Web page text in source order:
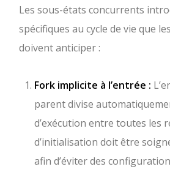
Les sous-états concurrents
spécifiques au cycle de vie que
doivent anticiper :
Fork implicite à l’entrée :
parent divise
d’exécution entre toutes les
d’initialisation doit être
afin d’éviter des